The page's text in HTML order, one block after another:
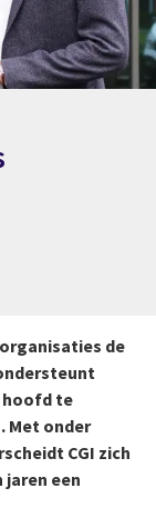
de
hoofd te
Met onder
CGI zich
een